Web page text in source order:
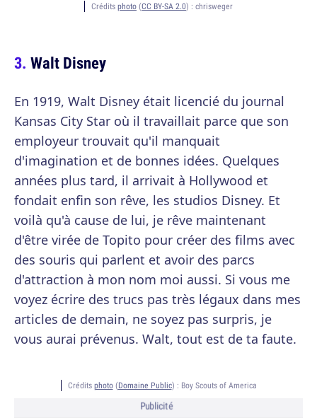
Crédits photo (CC BY-SA 2.0) : chrisweger
Walt Disney
En 1919, Walt Disney était licencié du journal
Kansas City Star où il travaillait parce que son
employeur trouvait qu'il manquait
d'imagination et de bonnes idées. Quelques
années plus tard, il arrivait à Hollywood et
fondait enfin son rêve, les studios Disney. Et
voilà qu'à cause de lui, je rêve maintenant
d'être virée de Topito pour créer des films avec
des souris qui parlent et avoir des parcs
d'attraction à mon nom moi aussi. Si vous me
voyez écrire des trucs pas très légaux dans mes
articles de demain, ne soyez pas surpris, je
vous aurai prévenus. Walt, tout est de ta faute.
Crédits photo(Domaine Public) : Boy Scouts of America
Publicité